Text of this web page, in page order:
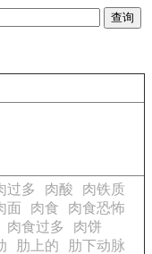
过多 肉酸
肉铁质
面 肉食
肉食恐怖
肉食过多
肉饼
肋上的
肋下动脉